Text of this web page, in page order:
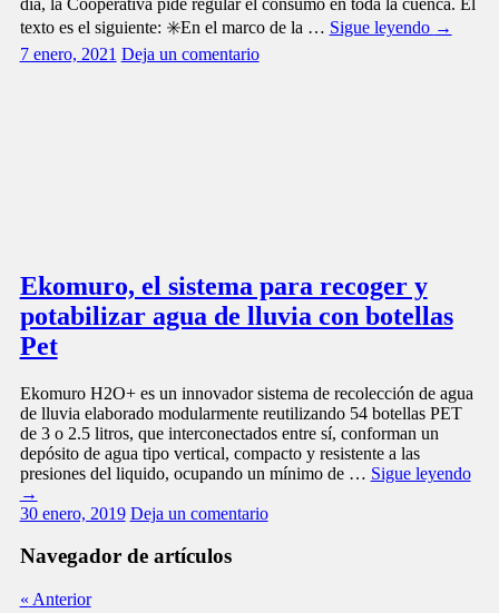
texto es el siguiente: ✳️En el marco de la … Sigue leyendo →
7 enero, 2021 Deja un comentario
Ekomuro, el sistema para recoger y
potabilizar agua de lluvia con botellas
Pet
Ekomuro H2O+ es un innovador sistema de recolección de agua
de lluvia elaborado modularmente reutilizando 54 botellas PET
de 3 o 2.5 litros, que interconectados entre sí, conforman un
depósito de agua tipo vertical, compacto y resistente a las
presiones del liquido, ocupando un mínimo de … Sigue leyendo
→
30 enero, 2019 Deja un comentario
Navegador de artículos
« Anterior